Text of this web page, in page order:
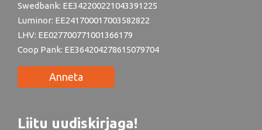
Swedbank: EE342200221043391225
Luminor: EE241700017003582822
LHV: EE027700771001366179
Coop Pank: EE364204278615079704
Anneta
Liitu uudiskirjaga!